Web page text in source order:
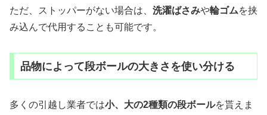
ただ、ストッパーがない場合は、 洗濯ばさみや輪ゴムを挟
み込んで代用することも可能です。
品物によって段ボールの大きさを使い分ける
多くの引越し業者では小、大の2種類の段ボールを貰えま